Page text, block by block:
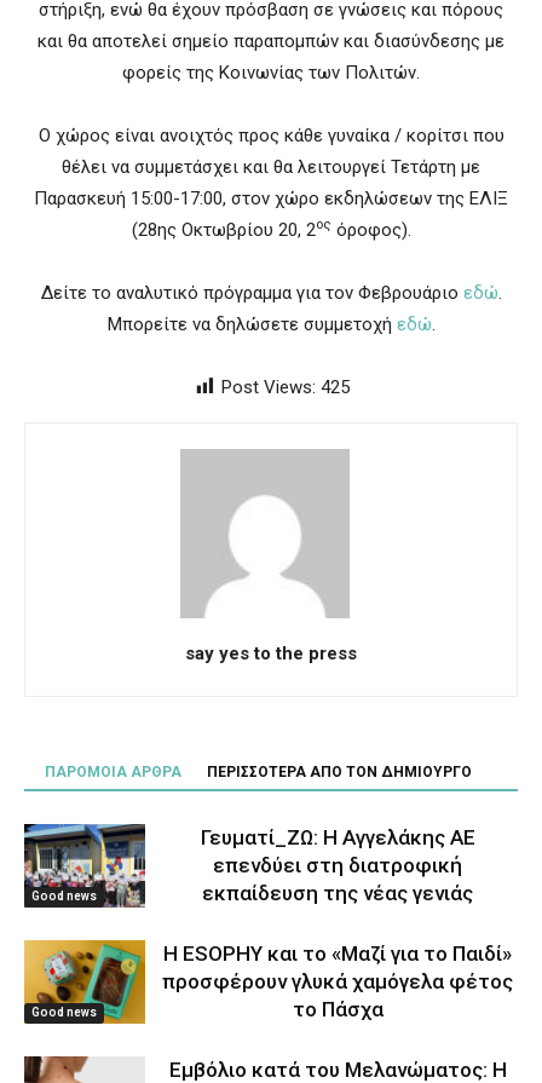
στήριξη, ενώ θα έχουν πρόσβαση σε γνώσεις και πόρους
και θα αποτελεί σημείο παραπομπών και διασύνδεσης με
φορείς της Κοινωνίας των Πολιτών.
Ο χώρος είναι ανοιχτός προς κάθε γυναίκα / κορίτσι που
θέλει να συμμετάσχει και θα λειτουργεί Τετάρτη με
Παρασκευή 15:00-17:00, στον χώρο εκδηλώσεων της ΕΛΙΞ
(28ης Οκτωβρίου 20, 2ος όροφος).
Δείτε το αναλυτικό πρόγραμμα για τον Φεβρουάριο εδώ.
Μπορείτε να δηλώσετε συμμετοχή εδώ.
Post Views: 425
say yes to the press
ΠΑΡΟΜΟΙΑ ΑΡΘΡΑ ΠΕΡΙΣΣΟΤΕΡΑ ΑΠΟ ΤΟΝ ΔΗΜΙΟΥΡΓΟ
Good news
Γευματί_ΖΩ: Η Αγγελάκης ΑΕ
επενδύει στη διατροφική
εκπαίδευση της νέας γενιάς
Good news
Η ESOPHY και το «Μαζί για το Παιδί»
προσφέρουν γλυκά χαμόγελα φέτος
το Πάσχα
Εμβόλιο κατά του Μελανώματος: Η